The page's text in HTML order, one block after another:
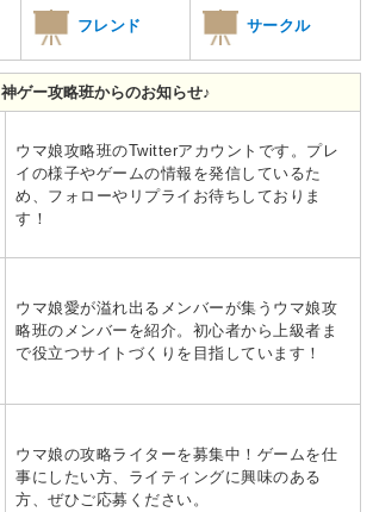
フレンド サークル
神ゲー攻略班からのお知らせ♪
ウマ娘攻略班のTwitterアカウントです。プレ
イの様子やゲームの情報を発信しているた
め、フォローやリプライお待ちしておりま
す！
ウマ娘愛が溢れ出るメンバーが集うウマ娘攻
略班のメンバーを紹介。初心者から上級者ま
で役立つサイトづくりを目指しています！
ウマ娘の攻略ライターを募集中！ゲームを仕
事にしたい方、ライティングに興味のある
方、ぜひご応募ください。